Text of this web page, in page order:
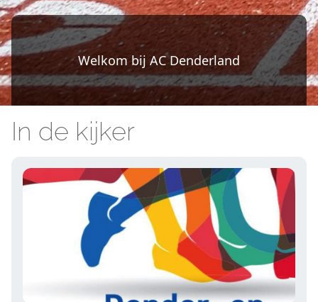
Welkom bij AC Denderland
In de kijker
Image